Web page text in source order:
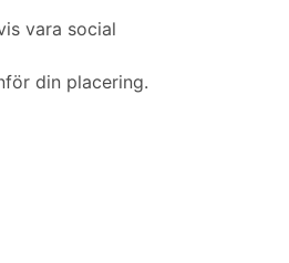
vara social
din placering.